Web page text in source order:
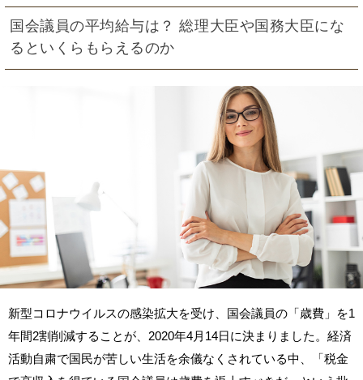
国会議員の平均給与は？ 総理大臣や国務大臣にな
るといくらもらえるのか
新型コロナウイルスの感染拡大を受け、国会議員の「歳費」を1
年間2割削減することが、2020年4月14日に決まりました。経済
活動自粛で国民が苦しい生活を余儀なくされている中、「税金